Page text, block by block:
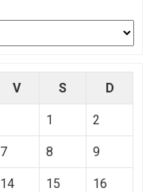
V S D
1 2
7 8 9
14 15 16